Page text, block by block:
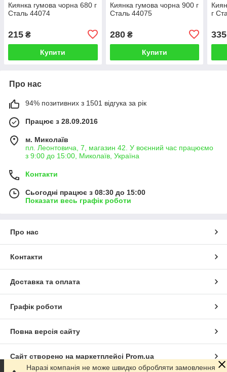
Киянка гумова чорна 680 г
Сталь 44074
215 ₴
Купити
Киянка гумова чорна 900 г
Сталь 44075
280₴
Купити
г
335
Про нас
94% позитивних з 1501 відгука за рік
Працює з 28.09.2016
м. Миколаїв
пл. Леонтовича, 7, магазин 42. У воєнний час працюємо
з 9:00 до 15:00, Миколаїв, Україна
Контакти
Сьогодні працює з 08:30 до 15:00
Показати весь графік роботи
Про нас
Контакти
Доставка та оплата
Графік роботи
Повна версія сайту
Сайт створено на маркетплейсі Prom.ua
Наразі компанія не може швидко обробляти замовлення